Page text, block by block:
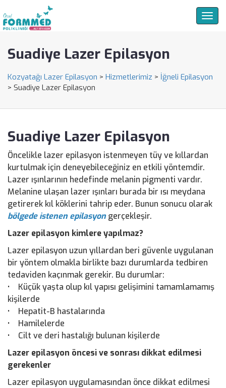
Suadiye Lazer Epilasyon
Kozyatağı Lazer Epilasyon > Hizmetlerimiz > İğneli Epilasyon
> Suadiye Lazer Epilasyon
Suadiye Lazer Epilasyon
Öncelikle lazer epilasyon istenmeyen tüy ve kıllardan
kurtulmak için deneyebileceğiniz en etkili yöntemdir.
Lazer ışınlarının hedefinde melanin pigmenti vardır.
Melanine ulaşan lazer ışınları burada bir ısı meydana
getirerek kıl köklerini tahrip eder. Bunun sonucu olarak
bölgede istenen epilasyongerçekleşir.
Lazer epilasyon kimlere yapılmaz?
Lazer epilasyon uzun yıllardan beri güvenle uygulanan
bir yöntem olmakla birlikte bazı durumlarda tedbiren
tedaviden kaçınmak gerekir. Bu durumlar:
• Küçük yaşta olup kıl yapısı gelişimini tamamlamamış
kişilerde
• Hepatit-B hastalarında
• Hamilelerde
• Cilt ve deri hastalığı bulunan kişilerde
Lazer epilasyon öncesi ve sonrası dikkat edilmesi
gerekenler
Lazer epilasyon uygulamasından önce dikkat edilmesi